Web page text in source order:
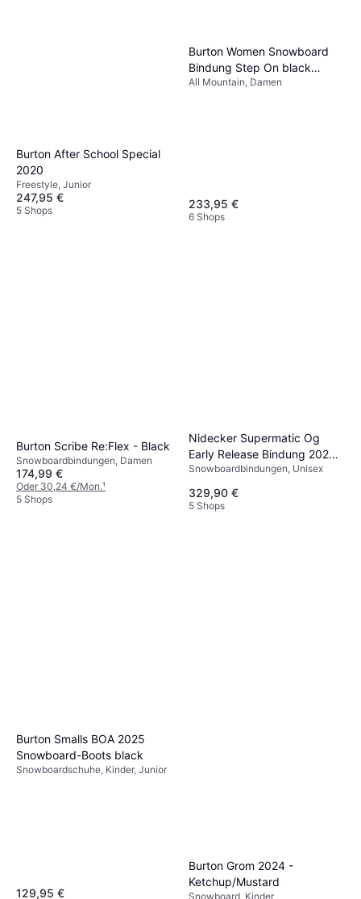
Burton After School Special
2020
Freestyle, Junior
247,95 €
5 Shops
Burton Women Snowboard
Bindung Step On black
Größe:
All Mountain, Damen
233,95 €
6 Shops
Burton Scribe Re:Flex - Black
Snowboardbindungen, Damen
174,99 €
Oder 30,24 €/Mon.¹
5 Shops
Nidecker Supermatic Og
Early Release Bindung 2026
White L
Snowboardbindungen, Unisex
329,90 €
5 Shops
Burton Smalls BOA 2025
Snowboard-Boots black
Snowboardschuhe, Kinder, Junior
129,95 €
Burton Grom 2024 -
Ketchup/Mustard
Snowboard, Kinder